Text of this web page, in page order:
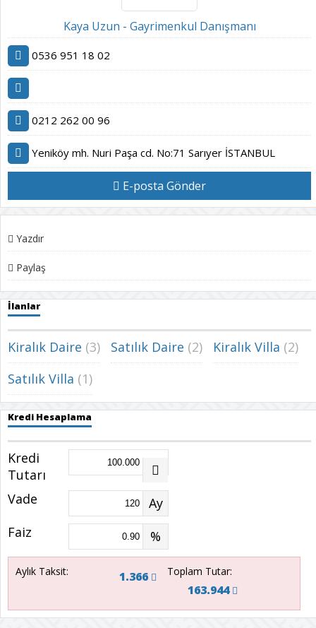
Kaya Uzun - Gayrimenkul Danışmanı
0536 951 18 02
0212 262 00 96
Yeniköy mh. Nuri Paşa cd. No:71 Sarıyer İSTANBUL
E-posta Gönder
Yazdır
Paylaş
İlanlar
Kiralık Daire (3) Satılık Daire (2) Kiralık Villa (2)
Satılık Villa (1)
Kredi Hesaplama
Kredi
Tutarı
Vade
Ay
Faiz
%
Aylık Taksit: 1.366 Toplam Tutar:
163.944